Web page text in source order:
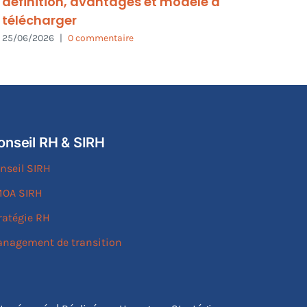
télécharger
25/06/2026 0 commentaire
RH & SIRH
SIRH
SIRH
RH
de transition